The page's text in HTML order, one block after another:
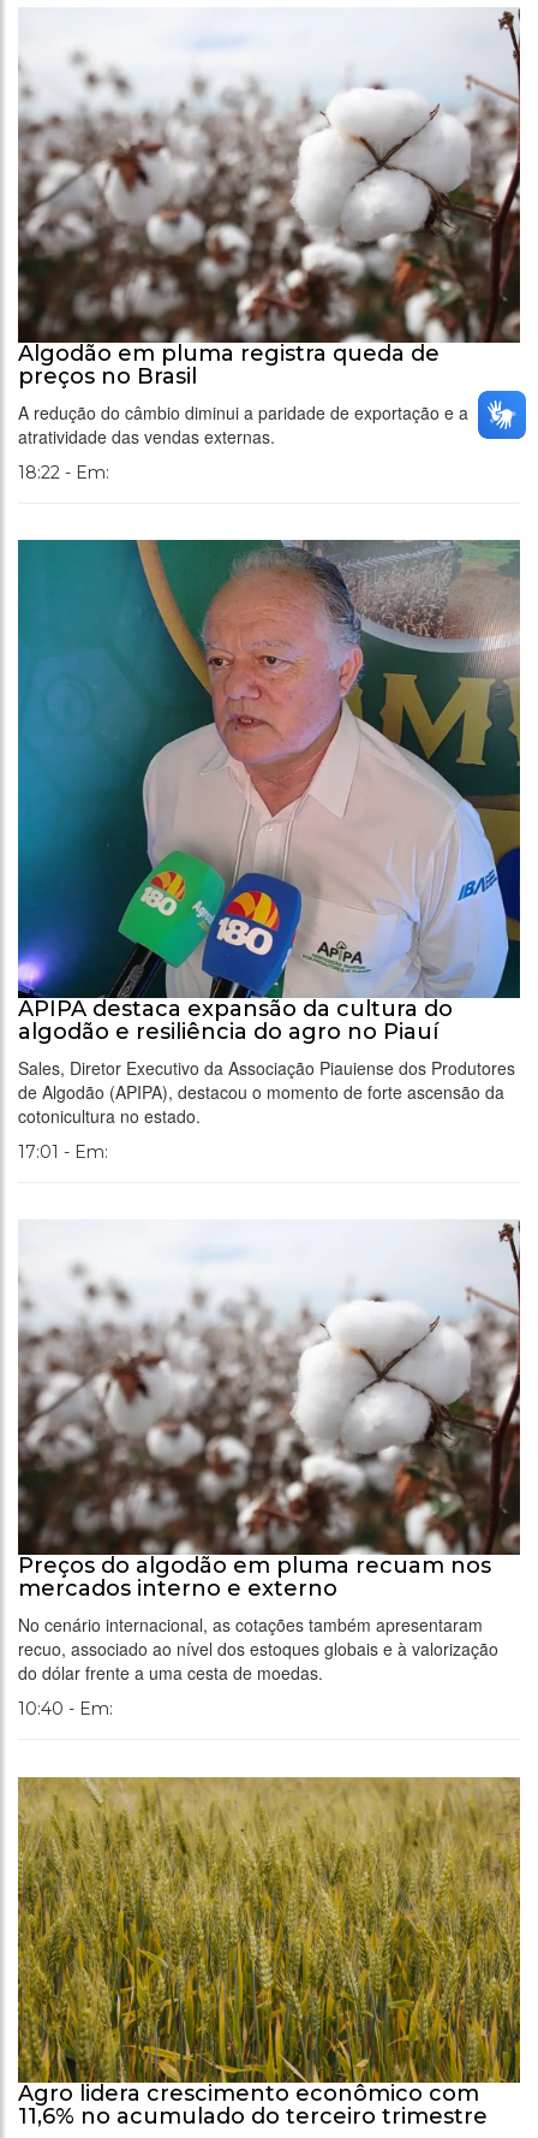
Algodão em pluma registra queda de
preços no Brasil
A redução do câmbio diminui a paridade de exportação e a
atratividade das vendas externas.
18:22 - Em:
APIPA destaca expansão da cultura do
algodão e resiliência do agro no Piauí
Sales, Diretor Executivo da Associação Piauiense dos Produtores
de Algodão (APIPA), destacou o momento de forte ascensão da
cotonicultura no estado.
17:01 - Em:
Preços do algodão em pluma recuam nos
mercados interno e externo
No cenário internacional, as cotações também apresentaram
recuo, associado ao nível dos estoques globais e à valorização
do dólar frente a uma cesta de moedas.
10:40 - Em:
Agro lidera crescimento econômico com
11,6% no acumulado do terceiro trimestre